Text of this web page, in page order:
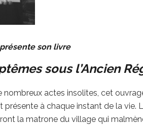
présente son livre
sous l’Ancien
actes insolites, cet
à chaque instant de la vie.
la matrone du village qui